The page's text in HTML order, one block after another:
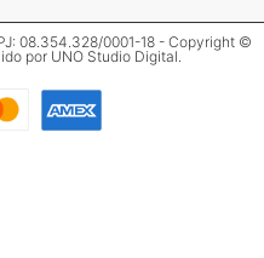
08.354.328/0001-18 - Copyright ©
por UNO Studio Digital.